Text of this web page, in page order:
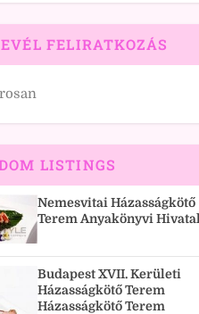
FELIRATKOZÁS
LISTINGS
Nemesvitai Házasságkötő
Terem Anyakönyvi Hivatal
Budapest XVII. Kerületi
Házasságkötő Terem
Házasságkötő Terem